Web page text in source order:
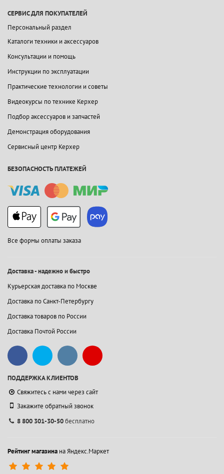
СЕРВИС ДЛЯ ПОКУПАТЕЛЕЙ
Персональный раздел
Каталоги техники и аксессуаров
Консультации и помощь
Инструкции по эксплуатации
Практические технологии и советы
Видеокурсы по технике Керхер
Подбор аксессуаров и запчастей
Демонстрация оборудования
Сервисный центр Керхер
БЕЗОПАСНОСТЬ ПЛАТЕЖЕЙ
Все формы оплаты заказа
Доставка - надежно и быстро
Курьерская доставка по Москве
Доставка по Санкт-Петербургу
Доставка товаров по России
Доставка Почтой России
ПОДДЕРЖКА КЛИЕНТОВ
Свяжитесь с нами через сайт
Закажите обратный звонок
8 800 301-30-50бесплатно
Рейтинг магазина на Яндекс.Маркет